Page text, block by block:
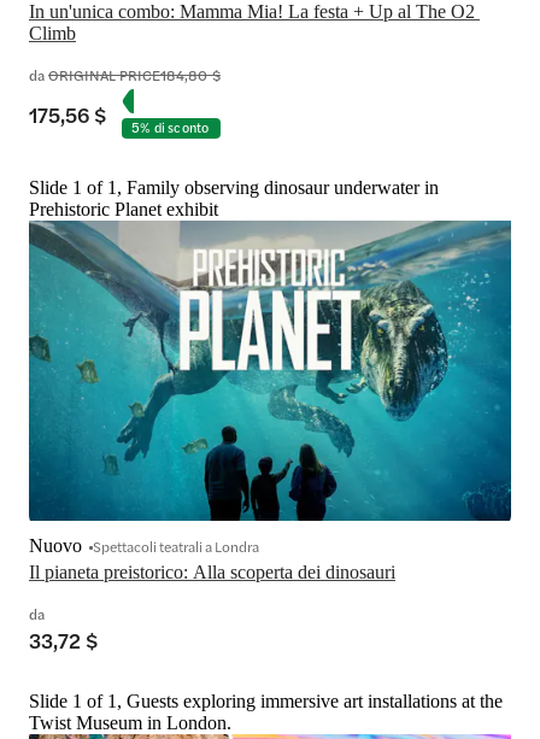
In un'unica combo: Mamma Mia! La festa + Up al The O2
Climb
daORIGINAL PRICE184,80 $
175,56 $ 5% di sconto
Slide 1 of 1, Family observing dinosaur underwater in
Prehistoric Planet exhibit
Il pianeta preistorico: Alla scoperta dei dinosauri
Nuovo Spettacoli teatrali a Londra
da
33,72 $
Slide 1 of 1, Guests exploring immersive art installations at the
Twist Museum in London.